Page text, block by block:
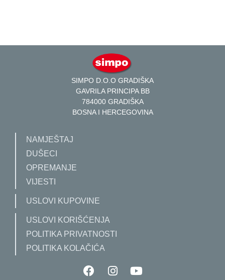
SIMPO D.O.O GRADIŠKA
GAVRILA PRINCIPA BB
784000 GRADIŠKA
BOSNA I HERCEGOVINA
NAMJEŠTAJ
DUŠECI
OPREMANJE
VIJESTI
USLOVI KUPOVINE
USLOVI KORIŠĆENJA
POLITIKA PRIVATNOSTI
POLITIKA KOLAČIĆA